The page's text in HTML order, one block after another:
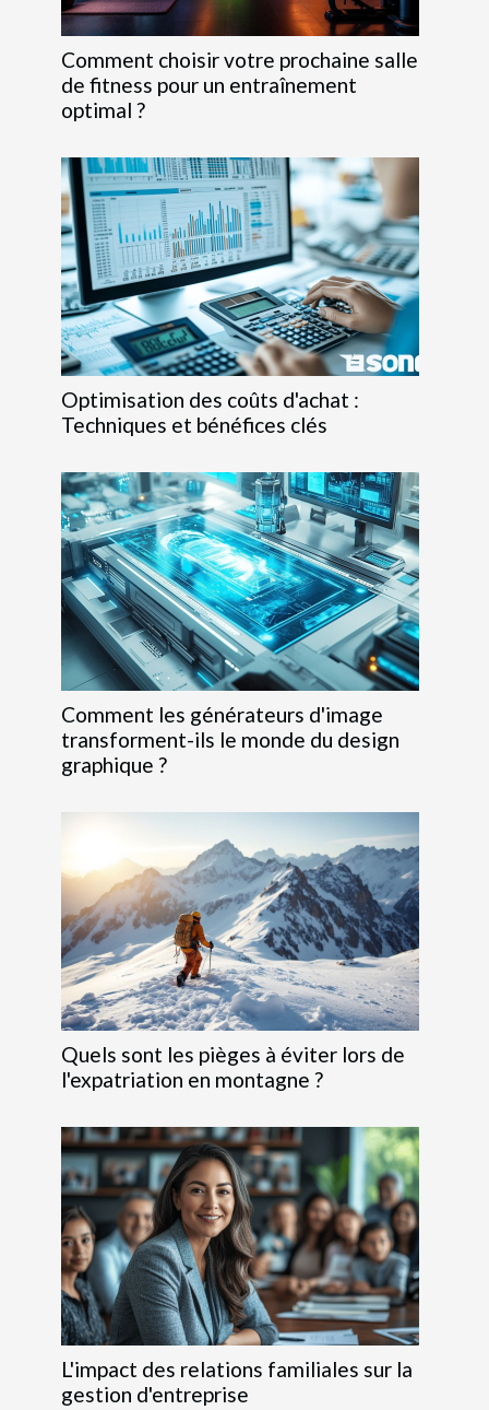
Comment choisir votre prochaine salle
de fitness pour un entraînement
optimal ?
Optimisation des coûts d'achat :
Techniques et bénéfices clés
Comment les générateurs d'image
transforment-ils le monde du design
graphique ?
Quels sont les pièges à éviter lors de
l'expatriation en montagne ?
L'impact des relations familiales sur la
gestion d'entreprise